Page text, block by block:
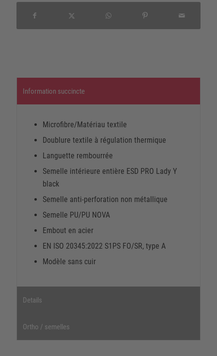
Information succincte
Microfibre/Matériau textile
Doublure textile à régulation thermique
Languette rembourrée
Semelle intérieure entière ESD PRO Lady Y
black
Semelle anti-perforation non métallique
Semelle PU/PU NOVA
Embout en acier
EN ISO 20345:2022 S1PS FO/SR, type A
Modèle sans cuir
Details
Ortho / semelles